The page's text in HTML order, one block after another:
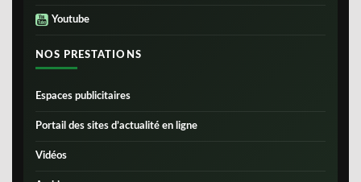
Youtube
NOS PRESTATIONS
Espaces publicitaires
Portail des sites d’actualité en ligne
Vidéos